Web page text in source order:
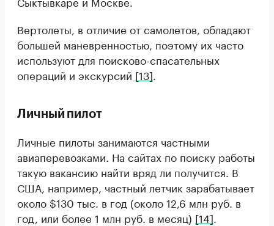
Вертолеты, в отличие от самолетов, обладают
большей маневренностью, поэтому их часто
используют для поисково-спасательных
операций и экскурсий [13]
Личный пилот
Личные пилоты занимаются частными
авиаперевозками. На сайтах по поиску работы
такую вакансию найти вряд ли получится. В
США, например, частный летчик зарабатывает
около $130 тыс. в год (около 12,6 млн руб. в
год, или более 1 млн руб. в месяц) [14]